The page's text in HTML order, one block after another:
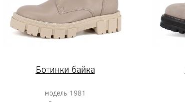
Ботинки байка
модель 1981